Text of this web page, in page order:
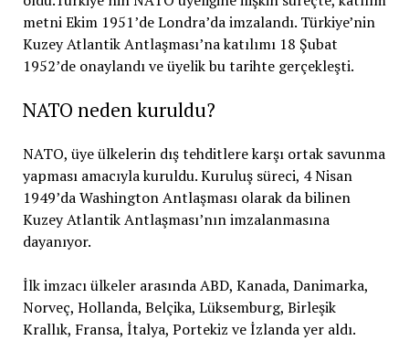
NATO neden kuruldu?
NATO, üye ülkelerin dış tehditlere karşı ortak savunma
yapması amacıyla kuruldu. Kuruluş süreci, 4 Nisan
1949’da Washington Antlaşması olarak da bilinen
Kuzey Atlantik Antlaşması’nın imzalanmasına
dayanıyor.
İlk imzacı ülkeler arasında ABD, Kanada, Danimarka,
Norveç, Hollanda, Belçika, Lüksemburg, Birleşik
Krallık, Fransa, İtalya, Portekiz ve İzlanda yer aldı.